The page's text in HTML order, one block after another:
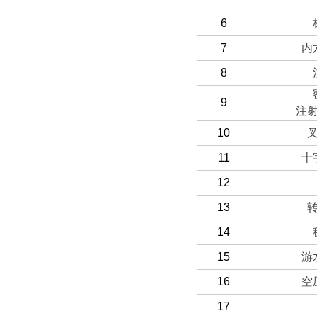
6
7 内
8
9
注
10
11 十
12
13
14
15 游
16 空
17